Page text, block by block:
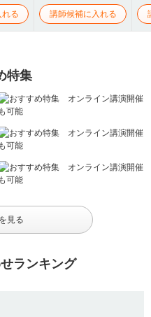
る 講師候補に入れる
特集
見る
ランキング